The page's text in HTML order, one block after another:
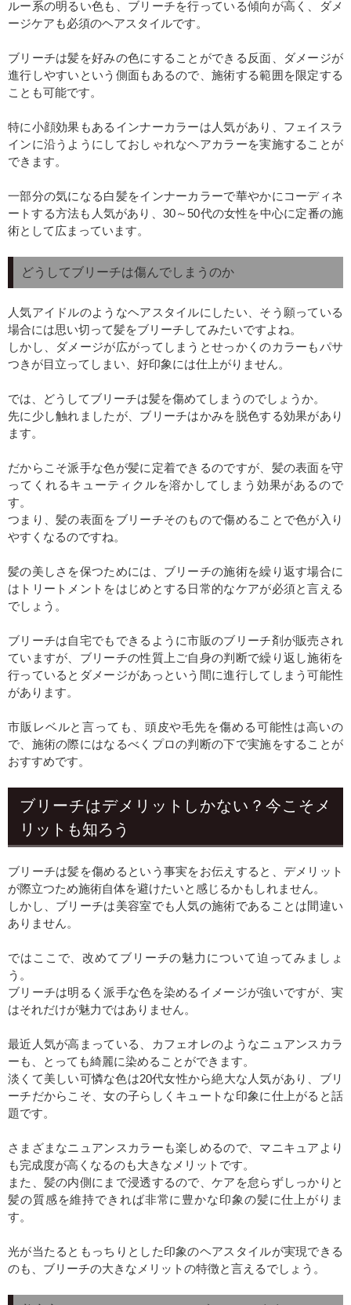
ルー系の明るい色も、ブリーチを行っている傾向が高く、ダメ
ージケアも必須のヘアスタイルです。
ブリーチは髪を好みの色にすることができる反面、ダメージが
進行しやすいという側面もあるので、施術する範囲を限定する
ことも可能です。
特に小顔効果もあるインナーカラーは人気があり、フェイスラ
インに沿うようにしておしゃれなヘアカラーを実施することが
できます。
一部分の気になる白髪をインナーカラーで華やかにコーディネ
ートする方法も人気があり、30～50代の女性を中心に定番の施
術として広まっています。
どうしてブリーチは傷んでしまうのか
人気アイドルのようなヘアスタイルにしたい、そう願っている
場合には思い切って髪をブリーチしてみたいですよね。
しかし、ダメージが広がってしまうとせっかくのカラーもパサ
つきが目立ってしまい、好印象には仕上がりません。
では、どうしてブリーチは髪を傷めてしまうのでしょうか。
先に少し触れましたが、ブリーチはかみを脱色する効果があり
ます。
だからこそ派手な色が髪に定着できるのですが、髪の表面を守
ってくれるキューティクルを溶かしてしまう効果があるので
す。
つまり、髪の表面をブリーチそのもので傷めることで色が入り
やすくなるのですね。
髪の美しさを保つためには、ブリーチの施術を繰り返す場合に
はトリートメントをはじめとする日常的なケアが必須と言える
でしょう。
ブリーチは自宅でもできるように市販のブリーチ剤が販売され
ていますが、ブリーチの性質上ご自身の判断で繰り返し施術を
行っているとダメージがあっという間に進行してしまう可能性
があります。
市販レベルと言っても、頭皮や毛先を傷める可能性は高いの
で、施術の際にはなるべくプロの判断の下で実施をすることが
おすすめです。
ブリーチはデメリットしかない？今こそメ
リットも知ろう
ブリーチは髪を傷めるという事実をお伝えすると、デメリット
が際立つため施術自体を避けたいと感じるかもしれません。
しかし、ブリーチは美容室でも人気の施術であることは間違い
ありません。
ではここで、改めてブリーチの魅力について迫ってみましょ
う。
ブリーチは明るく派手な色を染めるイメージが強いですが、実
はそれだけが魅力ではありません。
最近人気が高まっている、カフェオレのようなニュアンスカラ
ーも、とっても綺麗に染めることができます。
淡くて美しい可憐な色は20代女性から絶大な人気があり、ブリ
ーチだからこそ、女の子らしくキュートな印象に仕上がると話
題です。
さまざまなニュアンスカラーも楽しめるので、マニキュアより
も完成度が高くなるのも大きなメリットです。
また、髪の内側にまで浸透するので、ケアを怠らずしっかりと
髪の質感を維持できれば非常に豊かな印象の髪に仕上がりま
す。
光が当たるともっちりとした印象のヘアスタイルが実現できる
のも、ブリーチの大きなメリットの特徴と言えるでしょう。